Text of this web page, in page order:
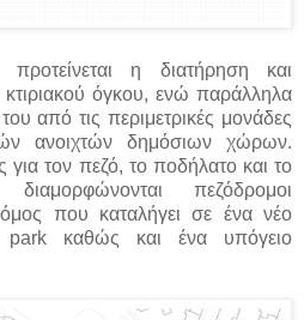
η διατήρηση και
όγκου, ενώ παράλληλα
από τις περιμετρικές μονάδες
ανοιχτών δημόσιων χώρων.
για τον πεζό, το ποδήλατο και το
πεζόδρομοι
που καταλήγει σε ένα νέο
park καθώς και ένα υπόγειο